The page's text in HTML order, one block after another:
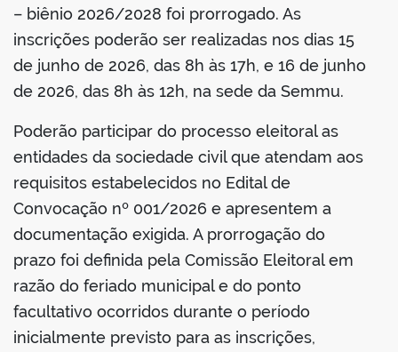
– biênio 2026/2028 foi prorrogado. As
inscrições poderão ser realizadas nos dias 15
de junho de 2026, das 8h às 17h, e 16 de junho
de 2026, das 8h às 12h, na sede da Semmu.
Poderão participar do processo eleitoral as
entidades da sociedade civil que atendam aos
requisitos estabelecidos no Edital de
Convocação nº 001/2026 e apresentem a
documentação exigida. A prorrogação do
prazo foi definida pela Comissão Eleitoral em
razão do feriado municipal e do ponto
facultativo ocorridos durante o período
inicialmente previsto para as inscrições,